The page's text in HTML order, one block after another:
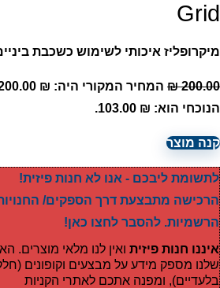
Grid
מיקרופליז איכותי לשימוש כשכבת
₪200.00 המחיר המקורי היה: ₪ 200.00.
הנוכחי הוא: ₪ 103.00.
קנה מוצר
לתשומת ליבכם - אנו לא חנות פיזית!
הרכישה מתבצעת דרך הספקים/
הרשמיות. להסבר לחצו כאן!
איננו חנות פיזית ואין לנו מלאי מוצרים.
שלנו מספק מידע על מבצעים וקופונים
בלעדיים), ומפנה אתכם לאתרי הקניות